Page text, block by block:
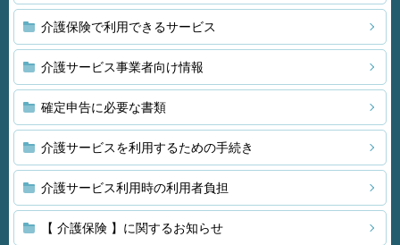
介護保険で利用できるサービス
介護サービス事業者向け情報
確定申告に必要な書類
介護サービスを利用するための手続き
介護サービス利用時の利用者負担
【 介護保険 】に関するお知らせ